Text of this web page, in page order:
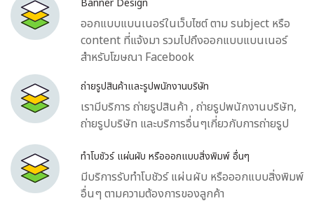
Banner Design
ออกแบบแบนเนอร์ในเว็บไซต์ ตาม subject หรือ
content ที่แจ้งมา รวมไปถึงออกแบบแบนเนอร์
สำหรับโฆษณา Facebook
ถ่ายรูปสินค้าและรูปพนักงานบริษัท
เรามีบริการ ถ่ายรูปสินค้า , ถ่ายรูปพนักงานบริษัท,
ถ่ายรูปบริษัท และบริการอื่นๆเกี่ยวกับการถ่ายรูป
ทำโบชัวร์ แผ่นผับ หรือออกแบบสิ่งพิมพ์ อื่นๆ
มีบริการรับทำโบชัวร์ แผ่นผับ หรือออกแบบสิ่งพิมพ์
อื่นๆ ตามความต้องการของลูกค้า